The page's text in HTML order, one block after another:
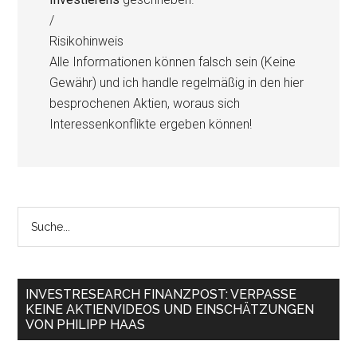
/
Risikohinweis
Alle Informationen können falsch sein (Keine
Gewähr) und ich handle regelmäßig in den hier
besprochenen Aktien, woraus sich
Interessenkonflikte ergeben können!
INVESTRESEARCH FINANZPOST: VERPASSE
KEINE AKTIENVIDEOS UND EINSCHÄTZUNGEN
VON PHILIPP HAAS